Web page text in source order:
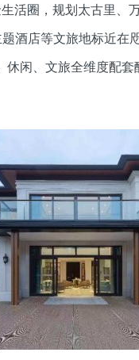
活圈，规划太古里、
酒店等文旅地标近
闲、文旅全维度配